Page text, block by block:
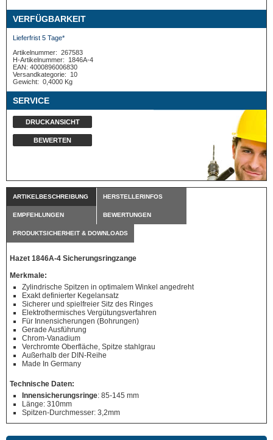
VERFÜGBARKEIT
Lieferfrist 5 Tage*
Artikelnummer: 267583
H-Artikelnummer:
1846A-4
EAN: 4000896006830
Versandkategorie:
10
Gewicht: 0,4000 Kg
SERVICE
DRUCKANSICHT
BEWERTEN
ARTIKELBESCHREIBUNG HERSTELLERINFOS
EMPFEHLUNGEN BEWERTUNGEN
PRODUKTSICHERHEIT & DOWNLOADS
Hazet 1846A-4 Sicherungsringzange
Merkmale:
Zylindrische Spitzen in optimalem Winkel angedreht
Exakt definierter Kegelansatz
Sicherer und spielfreier Sitz des Ringes
Elektrothermisches Vergütungsverfahren
Für Innensicherungen (Bohrungen)
Gerade Ausführung
Chrom-Vanadium
Verchromte Oberfläche, Spitze stahlgrau
Außerhalb der DIN-Reihe
Made In Germany
Technische Daten:
Innensicherungsringe: 85-145 mm
Länge: 310mm
Spitzen-Durchmesser: 3,2mm